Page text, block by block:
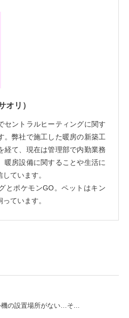
オリ）
セントラルヒーティングに関す
。弊社で施工した暖房の新築工
経て、現在は管理部で内勤業務
暖房設備に関することや生活に
ています。
とポケモンGO。ペットはキン
ています。
の設置場所がない…そ...